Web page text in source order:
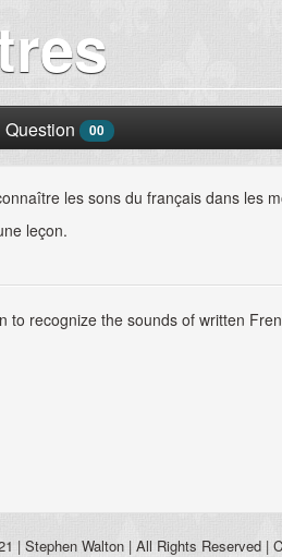
Question 00
les sons du français dans les
leçon.
to recognize the sounds of written
| Stephen Walton | All Rights Reserved |